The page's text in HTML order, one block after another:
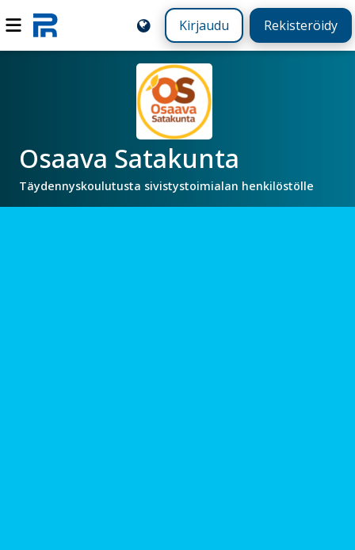
Kirjaudu Rekisteröidy
Osaava Satakunta
Täydennyskoulutusta sivistystoimialan henkilöstölle